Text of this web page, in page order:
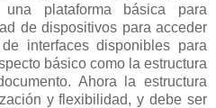
plataforma básica para
de dispositivos para acceder
interfaces disponibles para
básico como la estructura
Ahora la estructura
y flexibilidad, y debe ser